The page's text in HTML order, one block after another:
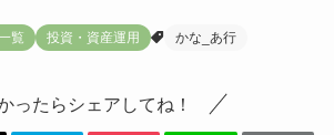
覧 投資・資産運用 かな_あ行
ったらシェアしてね！